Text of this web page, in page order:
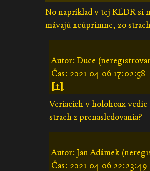
No napríklad v tej KĽDR si
mávajú neúprimne, zo
Autor: Duce
Čas: 2021-04-06 17:02:58
[↑]
Veriacich v holohoax
strach z prenasledovania?
Autor: Jan Adámek
Čas: 2021-04-06 22:23:49